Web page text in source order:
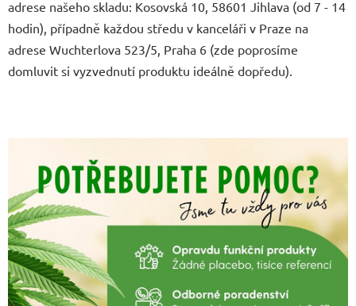
adrese našeho skladu: Kosovská 10, 58601 Jihlava (od 7 - 14
hodin), případně každou středu v kanceláři v Praze na
adrese Wuchterlova 523/5, Praha 6 (zde poprosíme
domluvit si vyzvednutí produktu ideálně dopředu).